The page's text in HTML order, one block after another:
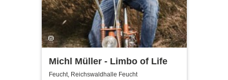
Michl Müller - Limbo of Life
Feucht, Reichswaldhalle Feucht